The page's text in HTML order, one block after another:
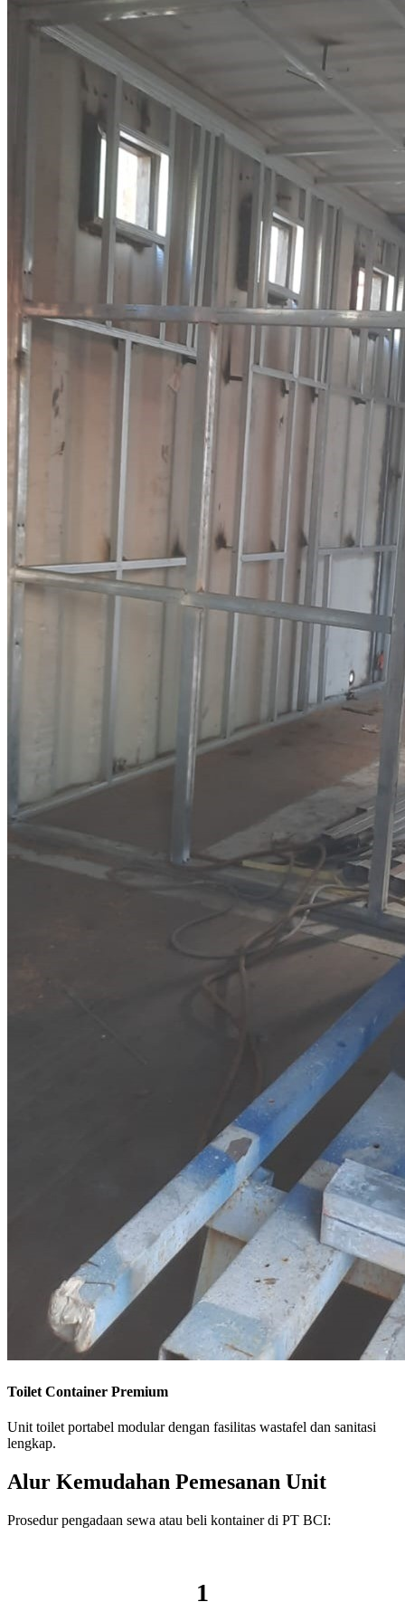
Toilet Container Premium
Unit toilet portabel modular dengan fasilitas wastafel dan sanitasi
lengkap.
Alur Kemudahan Pemesanan Unit
Prosedur pengadaan sewa atau beli kontainer di PT BCI:
1